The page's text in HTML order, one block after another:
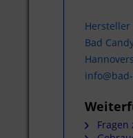
Hersteller
Bad
Fragen